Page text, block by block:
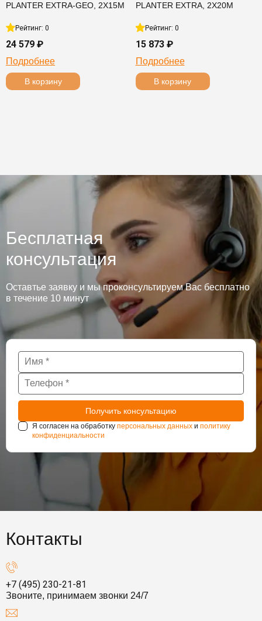
PLANTER EXTRA-GEO, 2Х15М
Рейтинг: 0
24 579 ₽
Подробнее
В корзину
PLANTER EXTRA, 2Х20М
Рейтинг: 0
15 873 ₽
Подробнее
В корзину
Бесплатная
консультация
Оставтье заявку и мы проконсультируем Вас бесплатно
в течение 10 минут
Я согласен на обработку персональных данных и политику
конфиденциальности
Контакты
+7 (495) 230-21-81
Звоните, принимаем звонки 24/7